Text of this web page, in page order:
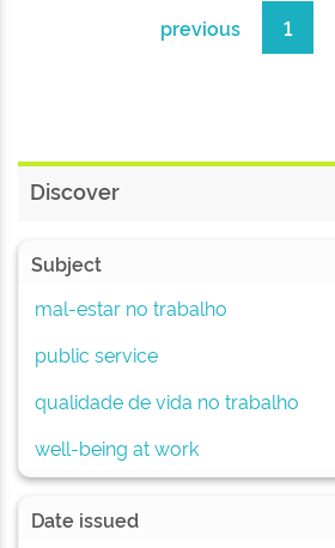
previous 1
Discover
Subject
mal-estar no trabalho
public service
qualidade de vida no trabalho
well-being at work
Date issued